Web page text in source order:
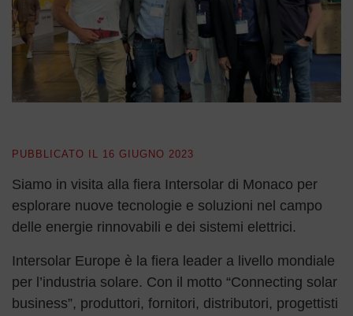
PUBBLICATO IL 16 GIUGNO 2023
Siamo in visita alla fiera Intersolar di Monaco per
esplorare nuove tecnologie e soluzioni nel campo
delle energie rinnovabili e dei sistemi elettrici.
Intersolar Europe è la fiera leader a livello mondiale
per l’industria solare. Con il motto “Connecting solar
business”, produttori, fornitori, distributori, progettisti